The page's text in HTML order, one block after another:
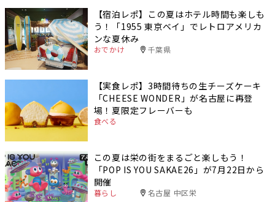
【宿泊レポ】この夏はホテル時間も楽しも
う！「1955 東京ベイ」でレトロアメリカ
ンな夏休み
おでかけ 千葉県
【実食レポ】3時間待ちの生チーズケーキ
「CHEESE WONDER」が名古屋に再登
場！夏限定フレーバーも
食べる
この夏は栄の街をまるごと楽しもう！
「POP IS YOU SAKAE26」が7月22日から
開催
暮らし 名古屋 中区栄